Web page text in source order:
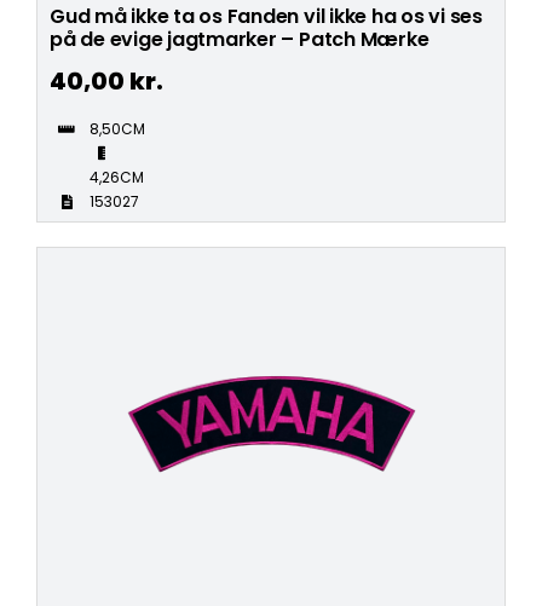
Gud må ikke ta os Fanden vil ikke ha os vi ses
på de evige jagtmarker – Patch Mærke
40,00 kr.
8,50CM
4,26CM
153027